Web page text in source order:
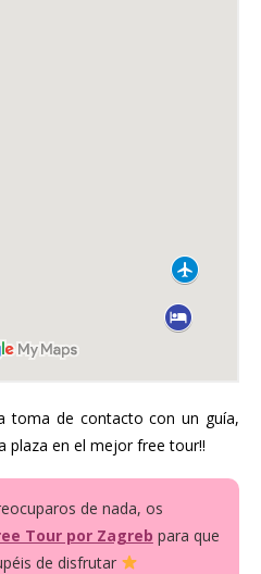
toma de contacto con un guía,
plaza en el mejor free tour!!
de nada, os
Tour por Zagreb para que
de disfrutar